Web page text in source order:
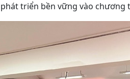
triển bền vững vào chương